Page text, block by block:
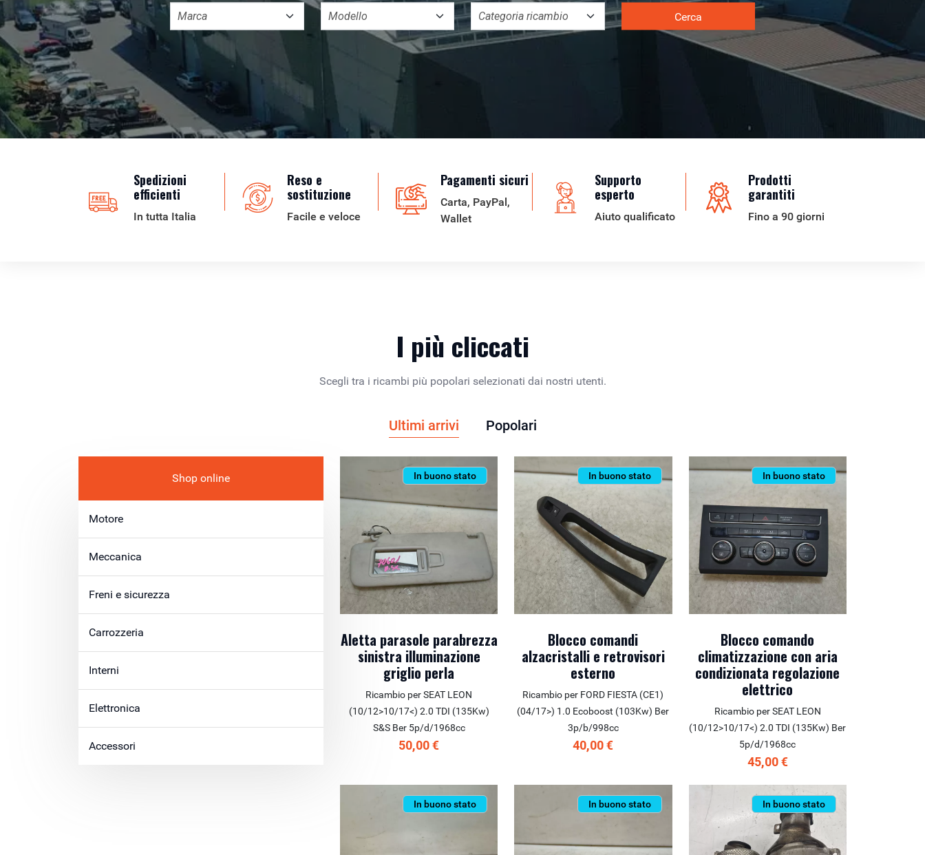
Cerca
Spedizioni
efficienti
In tutta Italia
Reso e
sostituzione
Facile e veloce
Pagamenti sicuri
Carta, PayPal,
Wallet
Supporto
esperto
Aiuto qualificato
Prodotti
garantiti
Fino a 90 giorni
I più cliccati
Scegli tra i ricambi più popolari selezionati dai nostri utenti.
Ultimi arrivi Popolari
Shop online
Motore
Meccanica
Freni e sicurezza
Carrozzeria
Interni
Elettronica
Accessori
In buono stato
Aletta parasole parabrezza
sinistra illuminazione
griglio perla
Ricambio per SEAT LEON
(10/12>10/17<) 2.0 TDI (135Kw)
S&S Ber 5p/d/1968cc
50,00 €
In buono stato
Blocco comandi
alzacristalli e retrovisori
esterno
Ricambio per FORD FIESTA (CE1)
(04/17>) 1.0 Ecoboost (103Kw) Ber
3p/b/998cc
40,00 €
In buono stato
Blocco comando
climatizzazione con aria
condizionata regolazione
elettrico
Ricambio per SEAT LEON
(10/12>10/17<) 2.0 TDI (135Kw) Ber
5p/d/1968cc
45,00 €
In buono stato In buono stato In buono stato